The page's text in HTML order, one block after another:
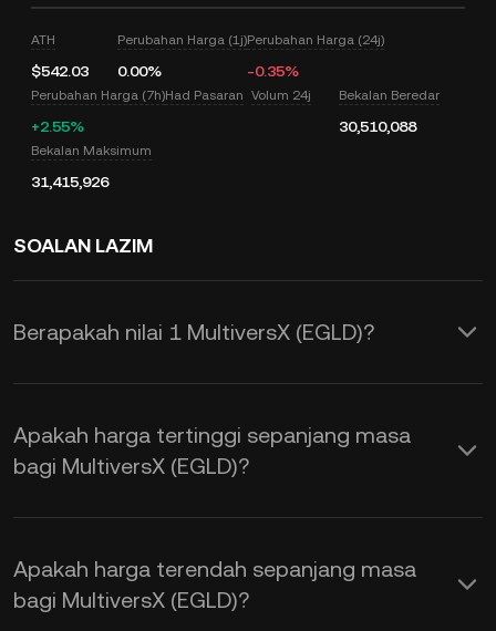
ATH
$542.03
Perubahan Harga (1j)
0.00%
Perubahan Harga (24j)
-0.35%
Perubahan Harga (7h)
+2.55%
Had Pasaran Volum 24j Bekalan Beredar
30,510,088
Bekalan Maksimum
31,415,926
SOALAN LAZIM
Berapakah nilai 1 MultiversX (EGLD)?
KuCoin menyediakan pengemasan kini
harga USD masa nyata untuk
MultiversX (EGLD). Harga MultiversX
pasaran. Gunakan Kalkulator KuCoin
untuk mendapatkan kadar pertukaran
Apakah harga tertinggi sepanjang masa
bagi MultiversX (EGLD)?
Apakah harga terendah sepanjang masa
bagi MultiversX (EGLD)?